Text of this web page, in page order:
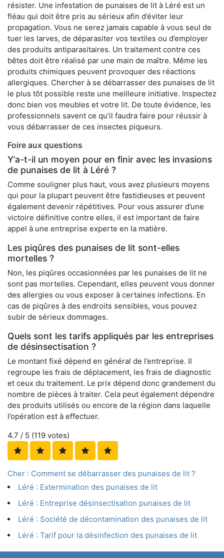
résister. Une infestation de punaises de lit à Léré est un
fléau qui doit être pris au sérieux afin d’éviter leur
propagation. Vous ne serez jamais capable à vous seul de
tuer les larves, de déparasiter vos textiles ou d’employer
des produits antiparasitaires. Un traitement contre ces
bêtes doit être réalisé par une main de maître. Même les
produits chimiques peuvent provoquer des réactions
allergiques. Chercher à se débarrasser des punaises de lit
le plus tôt possible reste une meilleure initiative. Inspectez
donc bien vos meubles et votre lit. De toute évidence, les
professionnels savent ce qu’il faudra faire pour réussir à
vous débarrasser de ces insectes piqueurs.
Foire aux questions
Y’a-t-il un moyen pour en finir avec les invasions
de punaises de lit à Léré ?
Comme souligner plus haut, vous avez plusieurs moyens
qui pour la plupart peuvent être fastidieuses et peuvent
également devenir répétitives. Pour vous assurer d’une
victoire définitive contre elles, il est important de faire
appel à une entreprise experte en la matière.
Les piqûres des punaises de lit sont-elles
mortelles ?
Non, les piqûres occasionnées par les punaises de lit ne
sont pas mortelles. Cependant, elles peuvent vous donner
des allergies ou vous exposer à certaines infections. En
cas de piqûres à des endroits sensibles, vous pouvez
subir de sérieux dommages.
Quels sont les tarifs appliqués par les entreprises
de désinsectisation ?
Le montant fixé dépend en général de l’entreprise. Il
regroupe les frais de déplacement, les frais de diagnostic
et ceux du traitement. Le prix dépend donc grandement du
nombre de pièces à traiter. Cela peut également dépendre
des produits utilisés ou encore de la région dans laquelle
l’opération est à effectuer.
4.7 / 5 (119 votes)
Cher : Comment se débarrasser des punaises de lit ?
Léré : Extermination des punaises de lit
Léré : Entreprise désinsectisation punaises de lit
Léré : Société de décontamination des punaises de lit
Léré : Tarif pour la désinfection des punaises de lit